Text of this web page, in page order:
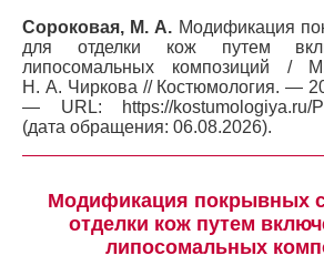
Сороковая, М. А. Модификация
для отделки кож путем
липосомальных композиций /
Н. А. Чиркова // Костюмология. —
— URL: https://kostumologiya.ru/
(дата обращения: 06.08.2026).
Модификация покрывных
отделки кож путем
липосомальных